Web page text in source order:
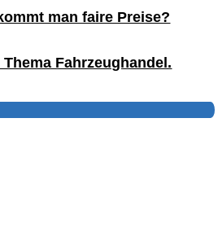
man faire Preise?
Fahrzeughandel.